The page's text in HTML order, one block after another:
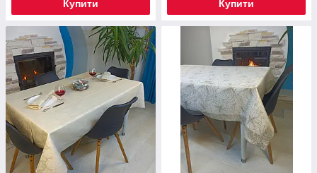
Купити Купити